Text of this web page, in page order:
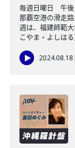
毎週日曜日 午後
那覇空港の滑走
週は、福建師範
こやま・よしは
2024.08.18 |